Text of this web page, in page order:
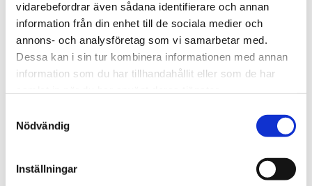
vidarebefordrar även sådana identifierare och annan
information från din enhet till de sociala medier och
annons- och analysföretag som vi samarbetar med.
Dessa kan i sin tur kombinera informationen med annan
information som du har tillhandahållit eller som de har
Nödvändig
Inställningar
Lättmonterad
takräcken, för fordon utan
befintliga fästpunkter för
fabriksmonterade räcken.
1 795 kr
kr
Lättmonterad
Edge-takräcken, för
fordon utan befintliga
eller fabriksmonterade
räcken.
2 525kr
2 635